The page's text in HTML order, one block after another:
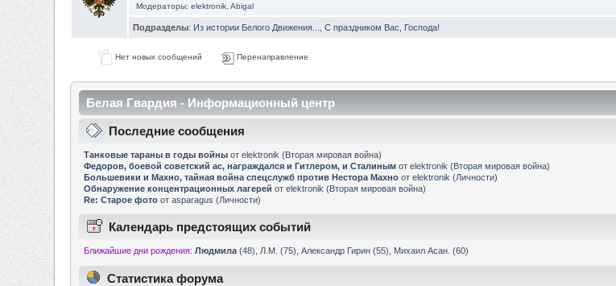
Модераторы: elektronik, Abigal
Подразделы: Из истории Белого Движения... ,С праздником Вас, Господа!
Нет новых сообщений Перенаправление
Белая Гвардия - Информационный центр
Последние сообщения
Танковые тараны в годы войныот elektronik (Вторая мировая война)
Федоров, боевой советский ас, награждался и Гитлером, и Сталинымот elektronik (Вторая мировая война)
Большевики и Махно, тайная война спецслужб против Нестора Махноот elektronik (Личности)
Обнаружение концентрационных лагерей от elektronik (Вторая мировая война)
Re: Старое фотоот asparagus (Личности)
Календарь предстоящих событий
Ближайшие дни рождения: Людмила(48), Л.М. (75), Александр Гирин (55), Михаил Асан. (60)
Статистика форума